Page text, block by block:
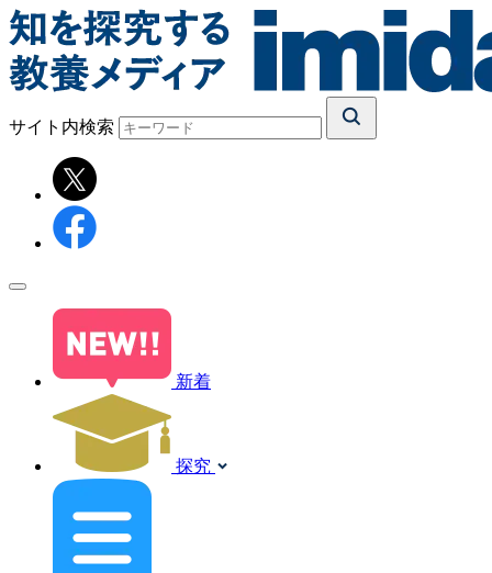
サイト内検索
新着
探究